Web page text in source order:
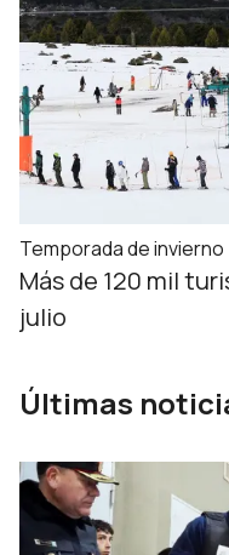
Temporada de invierno
Más de 120 mil
julio
Últimas